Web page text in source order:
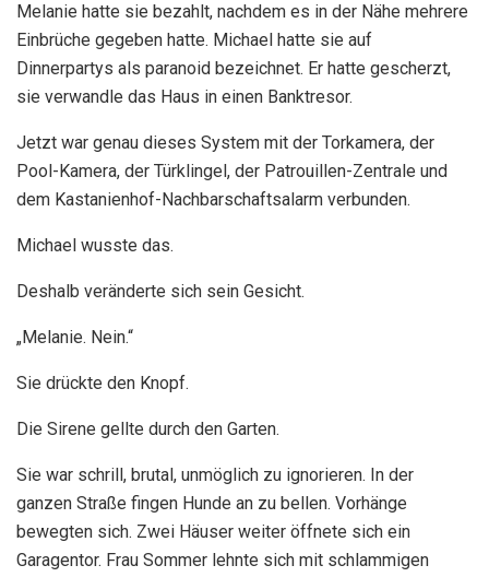
Melanie hatte sie bezahlt, nachdem es in der Nähe mehrere
Einbrüche gegeben hatte. Michael hatte sie auf
Dinnerpartys als paranoid bezeichnet. Er hatte gescherzt,
sie verwandle das Haus in einen Banktresor.
Jetzt war genau dieses System mit der Torkamera, der
Pool-Kamera, der Türklingel, der Patrouillen-Zentrale und
dem Kastanienhof-Nachbarschaftsalarm verbunden.
Michael wusste das.
Deshalb veränderte sich sein Gesicht.
„Melanie. Nein.“
Sie drückte den Knopf.
Die Sirene gellte durch den Garten.
Sie war schrill, brutal, unmöglich zu ignorieren. In der
ganzen Straße fingen Hunde an zu bellen. Vorhänge
bewegten sich. Zwei Häuser weiter öffnete sich ein
Garagentor. Frau Sommer lehnte sich mit schlammigen